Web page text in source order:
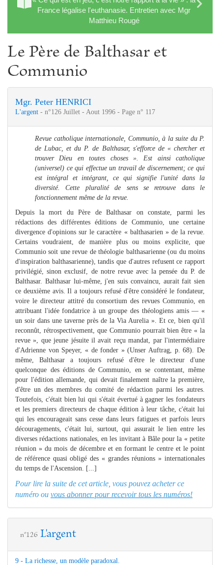
France légalise l'euthanasie. Entretien avec Mgr
Matthieu Rougé
Le Père de Balthasar et
Communio
Mgr. Peter HENRICI
L'argent - n°126 Juillet - Aout 1996 - Page n° 117
Revue catholique internationale, Communio, à la suite du P.
de Lubac, et du P. de Balthasar, s'efforce de « chercher et
trouver Dieu en toutes choses ». Est ainsi catholique
(universel) ce qui effectue un travail de discernement; ce qui
est intégral et intégrant, ce qui signifie l'unité dans la
diversité. Cette pluralité de sens se retrouve dans le
fonctionnement même de la revue.
Depuis la mort du Père de Balthasar on constate, parmi les
rédactions des différentes éditions de Communio, une certaine
divergence d'opinions sur le caractère « balthasarien » de la revue.
Certains voudraient, de manière plus ou moins explicite, que
Communio soit une revue de théologie balthasarienne (ou du moins
d'inspiration balthasarienne), tandis que d'autres refusent ce rapport
privilégié, sinon exclusif, de notre revue avec la pensée du P. de
Balthasar. Balthasar lui-même, j'en suis convaincu, aurait fait sien
ce deuxième avis. Il a toujours refusé d'être considéré le fondateur,
voire le directeur attitré du consortium des revues Communio, en
attribuant l'idée fondatrice à un groupe des théologiens amis — «
un soir dans une taverne près de la Via Aurelia ». Et ce, bien qu'il
reconnût, rétrospectivement, que Communio pourrait bien être « la
revue », que jeune jésuite il avait reçu mandat, par l'intermédiaire
d'Adrienne von Speyer, « de fonder » (Unser Auftrag, p. 68). De
même, Balthasar a toujours refusé d'être le directeur d'une
quelconque des éditions de Communio, en se contentant, même
pour l'édition allemande, qui devait finalement naître la première,
d'être un des membres du comité de rédaction parmi les autres.
Toutefois, c'était bien lui qui s'était évertué à gagner les fondateurs
et les premiers directeurs de chaque édition à leur tâche, c'était lui
qui les encourageait sans cesse dans leurs fatigues et parfois leurs
découragements, c'était lui, surtout, qui assurait le lien entre les
diverses rédactions nationales, en les invitant à Bâle pour la « petite
réunion » du mois de décembre et en formant le centre et le point
de référence quasi obligé des « grandes réunions » internationales
du temps de l'Ascension. [...]
Pour lire la suite de cet article, vous pouvez acheter ce
numéro ou vous abonner pour recevoir tous les numéros!
n°126 L'argent
9 - La richesse, un modèle paradoxal.